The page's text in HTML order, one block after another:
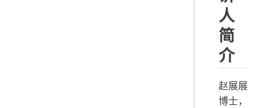
人
简
介
赵展展
博士，